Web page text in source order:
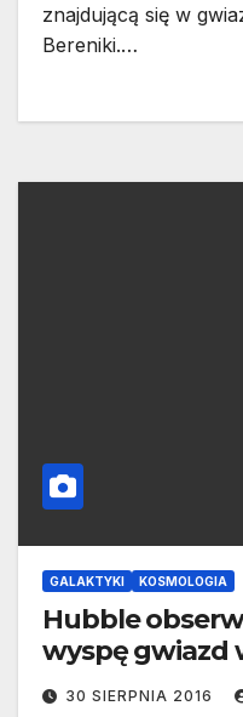
znajdującą się w
Bereniki.…
GALAKTYKI KOSMOLOGIA
Hubble
wyspę gwiazd
30 SIERPNIA 2016